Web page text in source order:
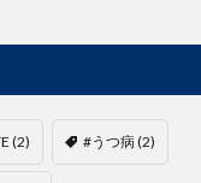
(2) #うつ病(2)